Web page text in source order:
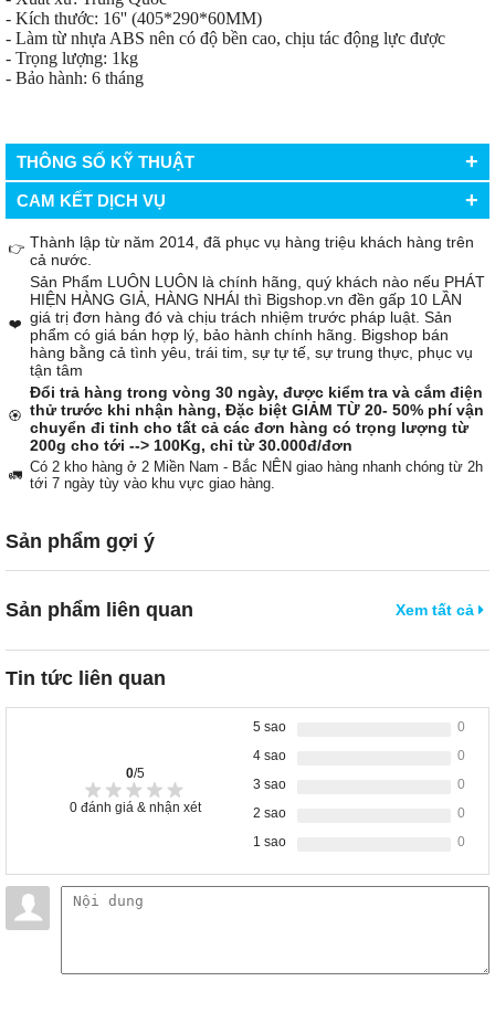
- Kích thước: 16'' (405*290*60MM)
- Làm từ nhựa ABS nên có độ bền cao, chịu tác động lực được
- Trọng lượng: 1kg
- Bảo hành: 6 tháng
THÔNG SỐ KỸ THUẬT +
CAM KẾT DỊCH VỤ +
👉 Thành lập từ năm 2014, đã phục vụ hàng triệu khách hàng trên
cả nước.
❤️
Sản Phẩm LUÔN LUÔN là chính hãng, quý khách nào nếu PHÁT
HIỆN HÀNG GIẢ, HÀNG NHÁI thì Bigshop.vn đền gấp 10 LẦN
giá trị đơn hàng đó và chịu trách nhiệm trước pháp luật. Sản
phẩm có giá bán hợp lý, bảo hành chính hãng. Bigshop bán
hàng bằng cả tình yêu, trái tim, sự tự tế, sự trung thực, phục vụ
tận tâm
🏵️
Đổi trả hàng trong vòng 30 ngày, được kiểm tra và cắm điện
thử trước khi nhận hàng, Đặc biệt GIẢM TỪ 20- 50% phí vận
chuyển đi tỉnh cho tất cả các đơn hàng có trọng lượng từ
200g cho tới --> 100Kg, chỉ từ 30.000đ/đơn
🚛 Có 2 kho hàng ở 2 Miền Nam - Bắc NÊN giao hàng nhanh chóng từ 2h
tới 7 ngày tùy vào khu vực giao hàng.
Sản phẩm gợi ý
Sản phẩm liên quan Xem tất cả
Tin tức liên quan
0/5
0 đánh giá & nhận xét
5 sao
0
4 sao
0
3 sao
0
2 sao
0
1 sao
0